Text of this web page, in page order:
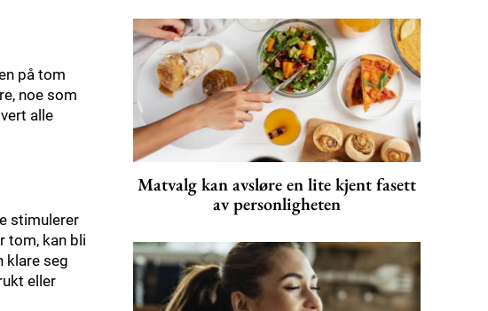
på tom
noe som
alle
stimulerer
tom, kan bli
klare seg
eller
Matvalg kan avsløre en lite kjent fasett
av personligheten